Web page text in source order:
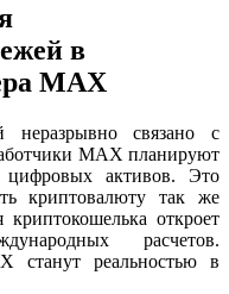
в
MAX
неразрывно связано с
MAX планируют
цифровых активов. Это
криптовалюту так же
откроет
расчетов.
станут реальностью в